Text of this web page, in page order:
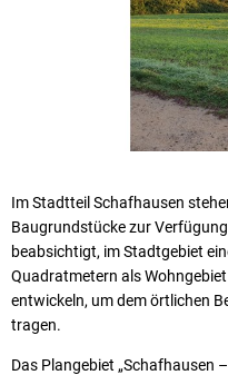
Im Stadtteil Schafhausen
Baugrundstücke zur
beabsichtigt, im Stadtgebiet
Quadratmetern als
entwickeln, um dem örtlichen
tragen.
Das Plangebiet „Schafhausen